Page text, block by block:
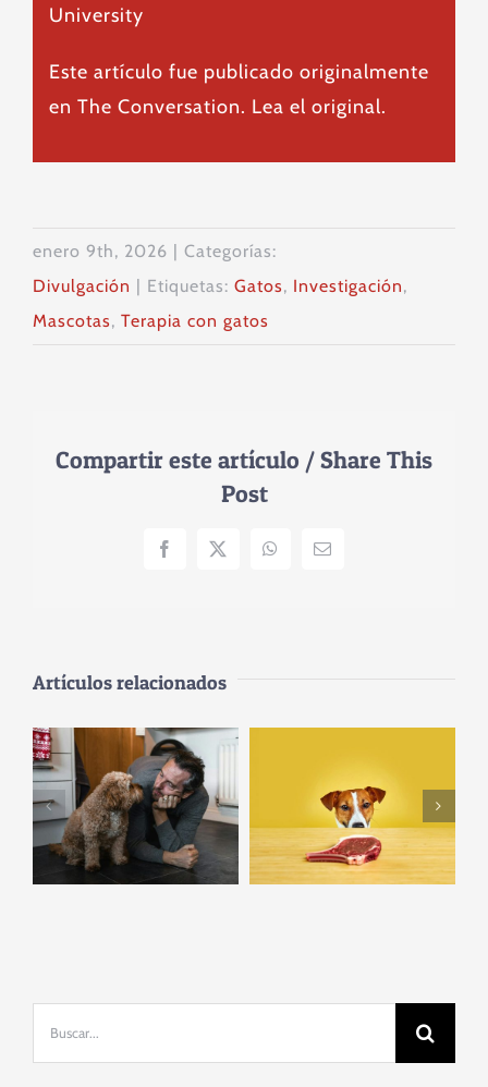
University
Este artículo fue publicado originalmente
en The Conversation. Lea el original.
enero 9th, 2026 | Categorías:
Divulgación | Etiquetas: Gatos, Investigación,
Mascotas, Terapia con gatos
Compartir este artículo / Share This
Post
Facebook
X WhatsAppCorreo
Artículos relacionados
estamos
contentos,
nuestro perro
nos obedece
mejor que si
‘Fuerza de
voluntad’
perruna: ¿qué
les permite
autocontrolarse